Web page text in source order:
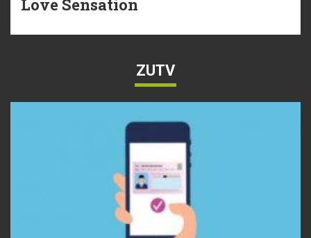
Love Sensation
ZUTV